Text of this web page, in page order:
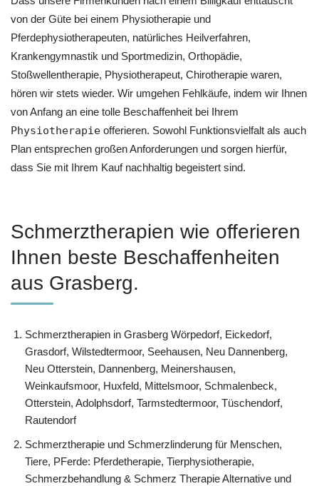
von der Güte bei einem Physiotherapie und
Pferdephysiotherapeuten, natürliches Heilverfahren,
Krankengymnastik und Sportmedizin, Orthopädie,
Stoßwellentherapie, Physiotherapeut, Chirotherapie waren,
hören wir stets wieder. Wir umgehen Fehlkäufe, indem wir Ihnen
von Anfang an eine tolle Beschaffenheit bei Ihrem
Physiotherapie offerieren. Sowohl Funktionsvielfalt als auch
Plan entsprechen großen Anforderungen und sorgen hierfür,
dass Sie mit Ihrem Kauf nachhaltig begeistert sind.
Schmerztherapien wie offerieren
Ihnen beste Beschaffenheiten
aus Grasberg.
Schmerztherapien in Grasberg Wörpedorf, Eickedorf,
Grasdorf, Wilstedtermoor, Seehausen, Neu Dannenberg,
Neu Otterstein, Dannenberg, Meinershausen,
Weinkaufsmoor, Huxfeld, Mittelsmoor, Schmalenbeck,
Otterstein, Adolphsdorf, Tarmstedtermoor, Tüschendorf,
Rautendorf
Schmerztherapie und Schmerzlinderung für Menschen,
Tiere, PFerde: Pferdetherapie, Tierphysiotherapie,
Schmerzbehandlung & Schmerz Therapie Alternative und